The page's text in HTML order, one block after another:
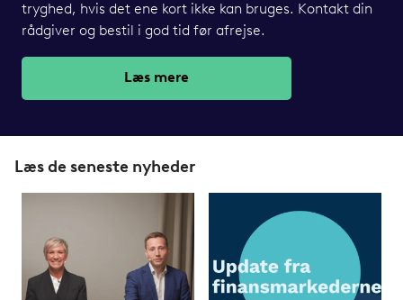
tryghed, hvis det ene kort ikke kan bruges. Kontakt din
rådgiver og bestil i god tid før afrejse.
Læs mere
Læs de seneste nyheder